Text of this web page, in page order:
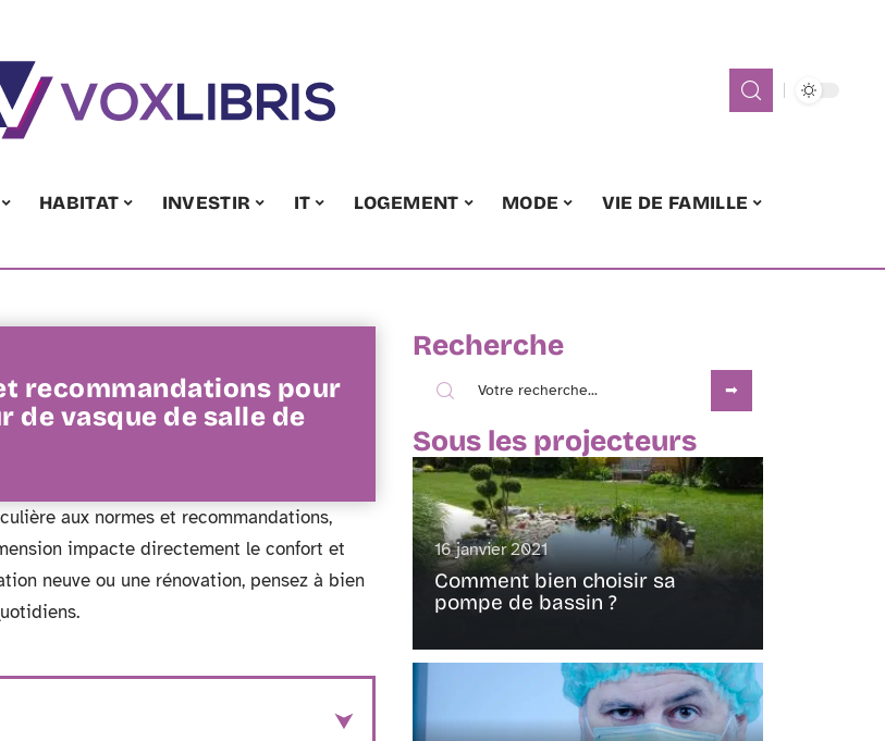
HABITAT INVESTIR IT LOGEMENT MODE
VIE DE FAMILLE
recommandations pour
de vasque de salle de
aux normes et recommandations,
impacte directement le confort et
neuve ou une rénovation, pensez à bien
Recherche
Sous les projecteurs
16 janvier 2021
Comment bien choisir sa
pompe de bassin ?